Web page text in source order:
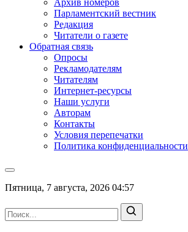
Архив номеров
Парламентский вестник
Редакция
Читатели о газете
Обратная связь
Опросы
Рекламодателям
Читателям
Интернет-ресурсы
Наши услуги
Авторам
Контакты
Условия перепечатки
Политика конфиденциальности
Пятница, 7 августа, 2026 04:57